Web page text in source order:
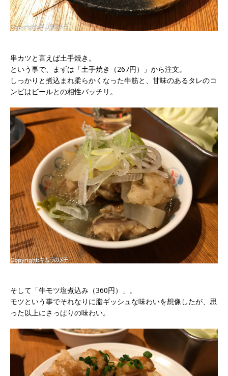
串カツと言えば土手焼き。
という事で、まずは「土手焼き（267円）」から注文。
しっかりと煮込まれ柔らかくなった牛筋と、甘味のあるタレのコ
ンビはビールとの相性バッチリ。
そして「牛モツ塩煮込み（360円）」。
モツという事でそれなりに脂ギッシュな味わいを想像したが、思
った以上にさっぱりの味わい。